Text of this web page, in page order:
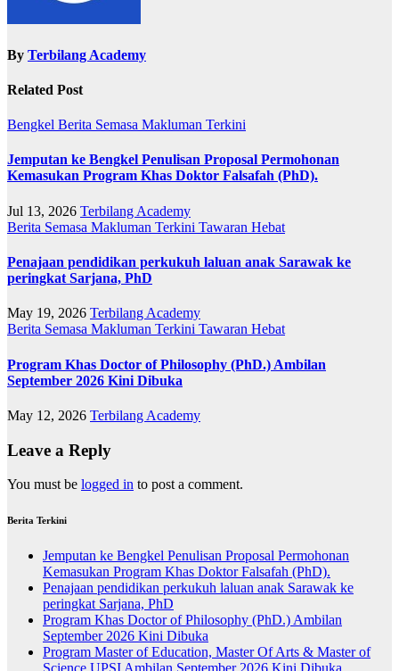
By Terbilang Academy
Related Post
Bengkel Berita Semasa Makluman Terkini
Jemputan ke Bengkel Penulisan Proposal Permohonan
Kemasukan Program Khas Doktor Falsafah (PhD).
Jul 13, 2026 Terbilang Academy
Berita Semasa Makluman Terkini Tawaran Hebat
Penajaan pendidikan perkukuh laluan anak Sarawak ke
peringkat Sarjana, PhD
May 19, 2026 Terbilang Academy
Berita Semasa Makluman Terkini Tawaran Hebat
Program Khas Doctor of Philosophy (PhD.) Ambilan
September 2026 Kini Dibuka
May 12, 2026 Terbilang Academy
Leave a Reply
You must be logged in to post a comment.
Berita Terkini
Jemputan ke Bengkel Penulisan Proposal Permohonan
Kemasukan Program Khas Doktor Falsafah (PhD).
Penajaan pendidikan perkukuh laluan anak Sarawak ke
peringkat Sarjana, PhD
Program Khas Doctor of Philosophy (PhD.) Ambilan
September 2026 Kini Dibuka
Program Master of Education, Master Of Arts & Master of